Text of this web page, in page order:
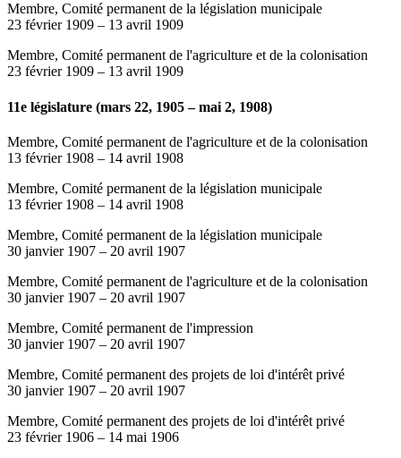
Membre, Comité permanent de la législation municipale
23 février 1909 – 13 avril 1909
Membre, Comité permanent de l'agriculture et de la colonisation
23 février 1909 – 13 avril 1909
11e législature (mars 22, 1905 – mai 2, 1908)
Membre, Comité permanent de l'agriculture et de la colonisation
13 février 1908 – 14 avril 1908
Membre, Comité permanent de la législation municipale
13 février 1908 – 14 avril 1908
Membre, Comité permanent de la législation municipale
30 janvier 1907 – 20 avril 1907
Membre, Comité permanent de l'agriculture et de la colonisation
30 janvier 1907 – 20 avril 1907
Membre, Comité permanent de l'impression
30 janvier 1907 – 20 avril 1907
Membre, Comité permanent des projets de loi d'intérêt privé
30 janvier 1907 – 20 avril 1907
Membre, Comité permanent des projets de loi d'intérêt privé
23 février 1906 – 14 mai 1906